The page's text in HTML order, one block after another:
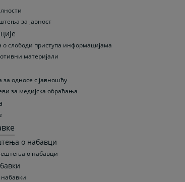
за јавност
о слободи приступа информацијама
материјали
за односе с јавношћу
за медијска обраћања
о набавци
о набавци